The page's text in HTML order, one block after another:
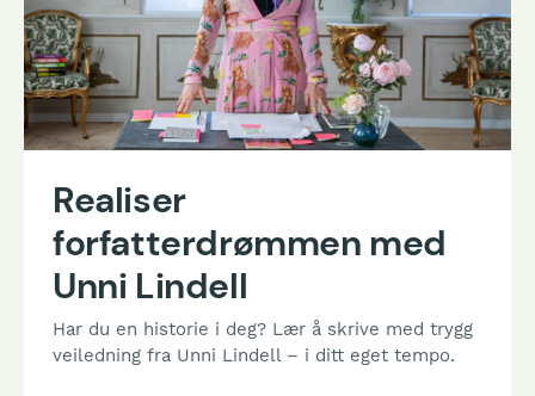
Realiser
forfatterdrømmen med
Unni Lindell
Har du en historie i deg? Lær å skrive med trygg
veiledning fra Unni Lindell – i ditt eget tempo.